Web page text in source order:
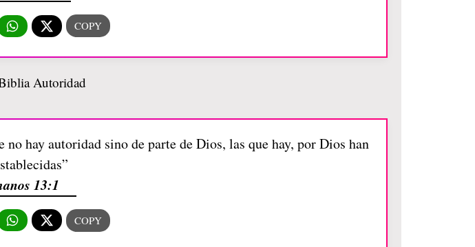
hay autoridad sino de parte de Dios, las que hay, por Dios han
13:1